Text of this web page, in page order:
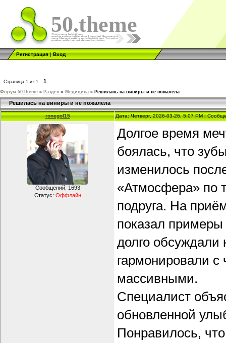
50.theme
Регистрация|Вход
Страница 1 из 1 1
Форум 50Theme » Раздел » Медицина » Решилась на виниры и не пожалела
Решилась на виниры и не пожалела
ronegol15 Дата: Четверг, 2026-03-26, 5:07 PM |
Сообщений: 1693
Статус: Оффлайн
Долгое время
боялась, что
изменилось
«Атмосфера» по
подруга. На
показал
долго
гармонировали
массивными.
Специалист
обновленной
Понравилось,